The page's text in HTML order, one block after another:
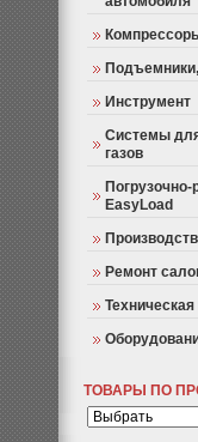
Инструмент
Системы
газов
Погрузочно-
EasyLoad
Ремонт
ТОВАРЫ ПО